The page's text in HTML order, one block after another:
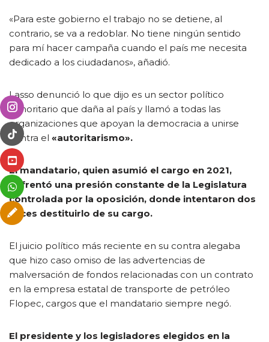
«Para este gobierno el trabajo no se detiene, al
contrario, se va a redoblar. No tiene ningún sentido
para mí hacer campaña cuando el país me necesita
dedicado a los ciudadanos», añadió.
Lasso denunció lo que dijo es un sector político
minoritario que daña al país y llamó a todas las
organizaciones que apoyan la democracia a unirse
contra el «autoritarismo».
El mandatario, quien asumió el cargo en 2021,
enfrentó una presión constante de la Legislatura
controlada por la oposición, donde intentaron dos
veces destituirlo de su cargo.
El juicio político más reciente en su contra alegaba
que hizo caso omiso de las advertencias de
malversación de fondos relacionadas con un contrato
en la empresa estatal de transporte de petróleo
Flopec, cargos que el mandatario siempre negó.
El presidente y los legisladores elegidos en la